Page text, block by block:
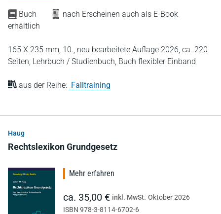
Buch
nach Erscheinen auch als E-Book
erhältlich
165 X 235 mm, 10., neu bearbeitete Auflage 2026, ca. 220
Seiten, Lehrbuch / Studienbuch, Buch flexibler Einband
aus der Reihe: Falltraining
Haug
Rechtslexikon Grundgesetz
Mehr erfahren
ca. 35,00 € inkl. MwSt. Oktober 2026
ISBN 978-3-8114-6702-6